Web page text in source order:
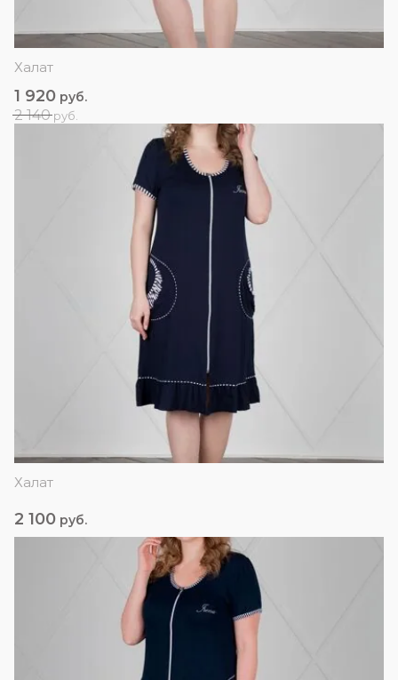
Халат
2 140руб.
1 920 руб.
Халат
2 100 руб.